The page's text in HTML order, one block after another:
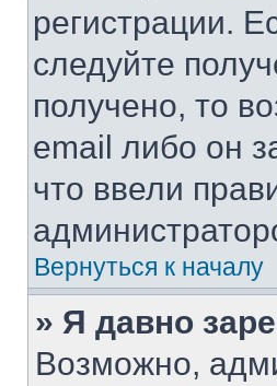
регистрации.
следуйте
получено, то
email либо он
что ввели
Вернуться к началу
» Я давно
Возможно,